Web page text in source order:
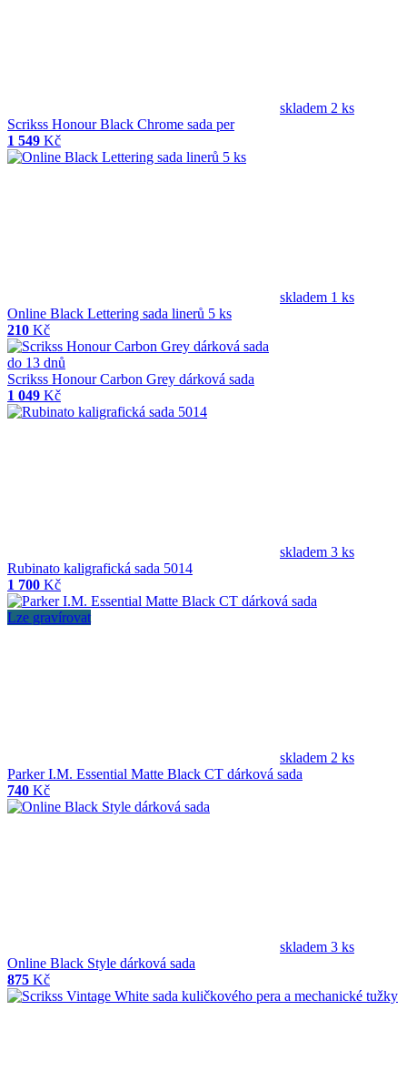
skladem 2 ks
Scrikss Honour Black Chrome sada per
1 549 Kč
skladem 1 ks
Online Black Lettering sada linerů 5 ks
210 Kč
do 13 dnů
Scrikss Honour Carbon Grey dárková sada
1 049 Kč
skladem 3 ks
Rubinato kaligrafická sada 5014
1 700 Kč
Lze gravírovat
skladem 2 ks
Parker I.M. Essential Matte Black CT dárková sada
740 Kč
skladem 3 ks
Online Black Style dárková sada
875 Kč